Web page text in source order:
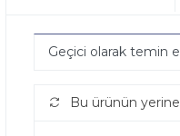
Geçici olarak temin
Bu ürünün